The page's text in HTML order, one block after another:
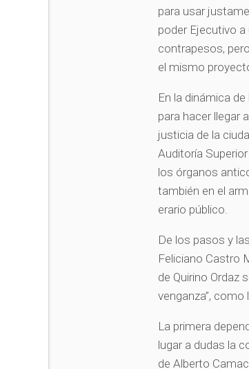
para usar
poder Ejecutivo a
contrapesos,
el mismo
En la dinámica
para hacer llegar
justicia de la
Auditoría
los órganos
también en el
erario público.
De los pasos y
Feliciano Castro
de Quirino Ordaz
venganza”,
La primera
lugar a dudas la
de Alberto